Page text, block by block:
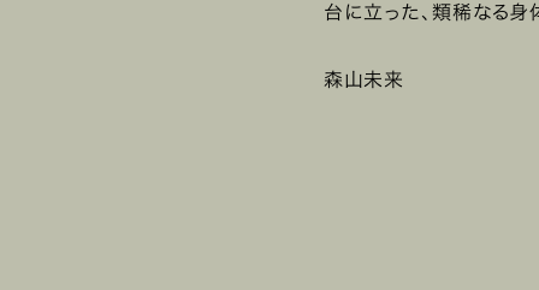
台に立った、類稀なる身
森山未来